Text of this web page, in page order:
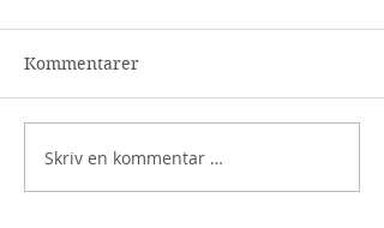
Kommentarer
Skriv en kommentar …